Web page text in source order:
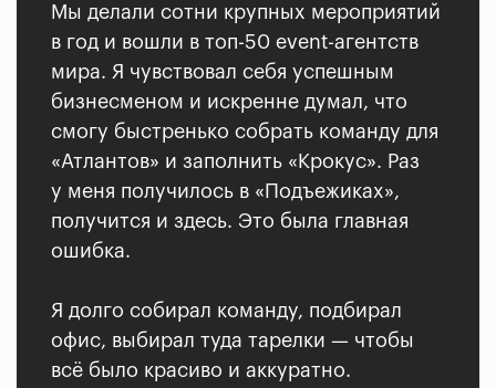
Мы делали сотни крупных мероприятий
в год и вошли в топ-50 event-агентств
мира. Я чувствовал себя успешным
бизнесменом и искренне думал, что
смогу быстренько собрать команду для
«Атлантов» и заполнить «Крокус». Раз
у меня получилось в «Подъежиках»,
получится и здесь. Это была главная
ошибка.
Я долго собирал команду, подбирал
офис, выбирал туда тарелки — чтобы
всё было красиво и аккуратно.